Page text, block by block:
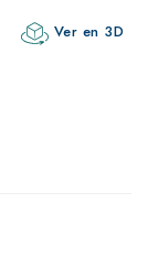
Ver en 3D